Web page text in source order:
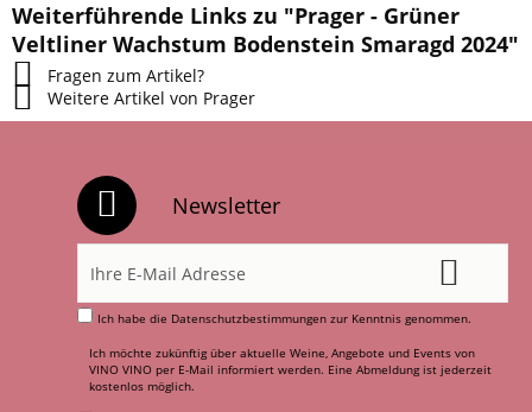
Weiterführende Links zu "Prager - Grüner
Veltliner Wachstum Bodenstein Smaragd 2024"
Fragen zum Artikel?
Weitere Artikel von Prager
Newsletter
Ich habe die Datenschutzbestimmungen zur Kenntnis genommen.
Ich möchte zukünftig über aktuelle Weine, Angebote und Events von
VINO VINO per E-Mail informiert werden. Eine Abmeldung ist jederzeit
kostenlos möglich.